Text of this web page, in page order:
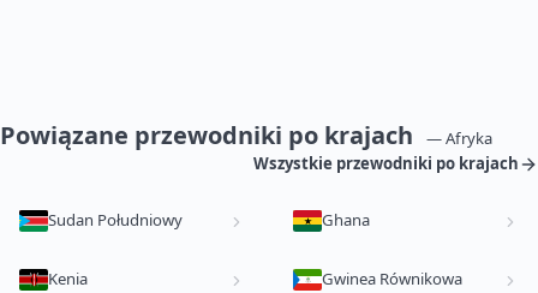
Powiązane przewodniki po krajach
— Afryka
Wszystkie przewodniki po krajach
Sudan Południowy Ghana
Kenia Gwinea Równikowa